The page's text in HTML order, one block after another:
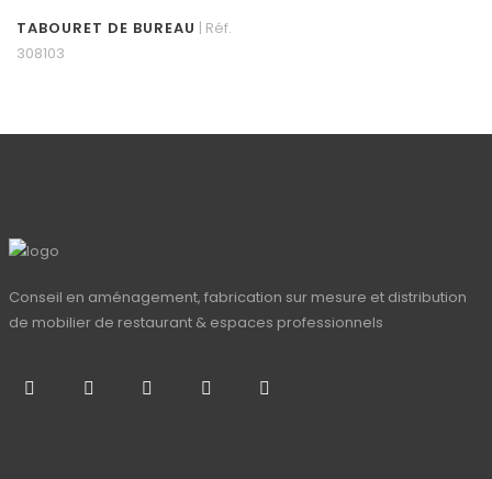
TABOURET DE BUREAU | Réf.
308103
Conseil en aménagement, fabrication sur mesure et distribution
de mobilier de restaurant & espaces professionnels